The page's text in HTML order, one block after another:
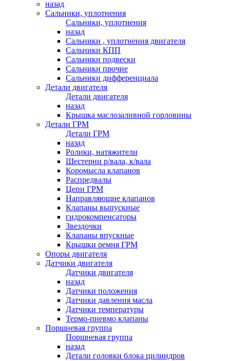
назад
Сальники, уплотнения
Сальники, уплотнения
назад
Сальники , уплотнения двигателя
Сальники КПП
Сальники подвески
Сальники прочие
Сальники дифференциала
Детали двигателя
Детали двигателя
назад
Крышка маслозаливной горловины
Детали ГРМ
Детали ГРМ
назад
Ролики, натяжители
Шестерни р/вала, к/вала
Коромысла клапанов
Распредвалы
Цепи ГРМ
Направляющие клапанов
Клапаны выпускные
гидрокомпенсаторы
Звездочки
Клапаны впускные
Крышки ремня ГРМ
Опоры двигателя
Датчики двигателя
Датчики двигателя
назад
Датчики положения
Датчики давления масла
Датчики температуры
Термо-пневмо клапаны
Поршневая группа
Поршневая группа
назад
Детали головки блока цилиндров